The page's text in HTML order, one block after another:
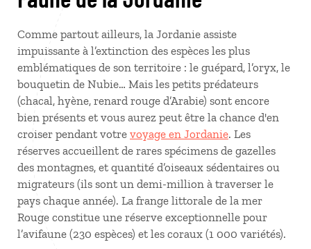
Comme partout ailleurs, la Jordanie assiste
impuissante à l’extinction des espèces les plus
emblématiques de son territoire : le guépard, l’oryx, le
bouquetin de Nubie… Mais les petits prédateurs
(chacal, hyène, renard rouge d’Arabie) sont encore
bien présents et vous aurez peut être la chance d'en
croiser pendant votre voyage en Jordanie. Les
réserves accueillent de rares spécimens de gazelles
des montagnes, et quantité d’oiseaux sédentaires ou
migrateurs (ils sont un demi-million à traverser le
pays chaque année). La frange littorale de la mer
Rouge constitue une réserve exceptionnelle pour
l’avifaune (230 espèces) et les coraux (1 000 variétés).